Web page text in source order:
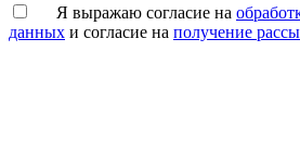
Я выражаю согласие на
данных и согласие на получение